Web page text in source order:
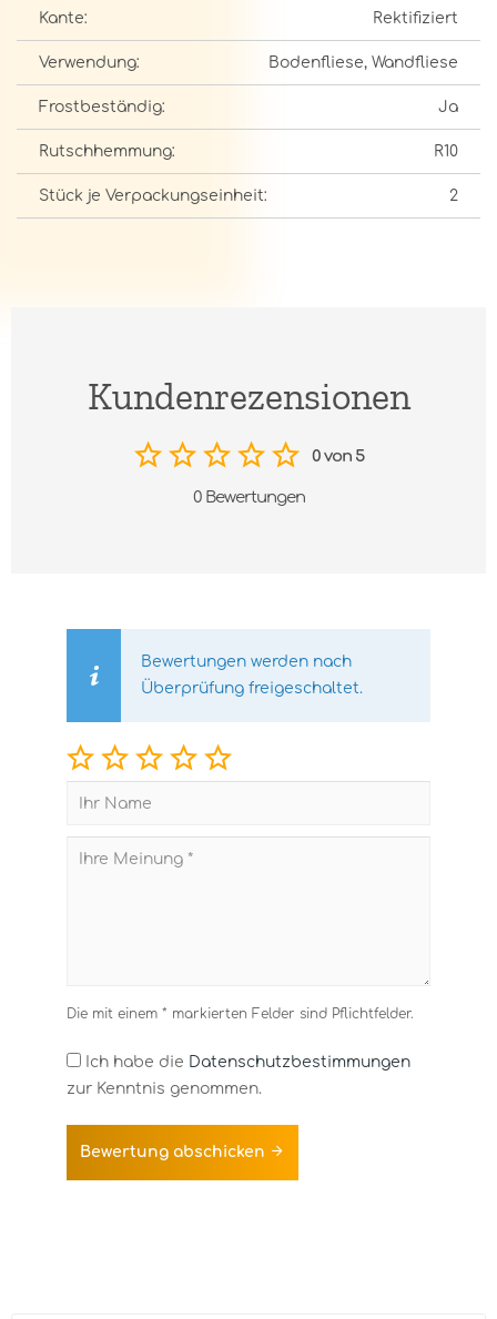
Kante: Rektifiziert
Verwendung: Bodenfliese, Wandfliese
Frostbeständig: Ja
Rutschhemmung: R10
Stück je Verpackungseinheit: 2
Kundenrezensionen
0 von 5
0 Bewertungen
Bewertungen werden nach
Überprüfung freigeschaltet.
Die mit einem * markierten Felder sind Pflichtfelder.
Ich habe die Datenschutzbestimmungen
zur Kenntnis genommen.
Bewertung abschicken